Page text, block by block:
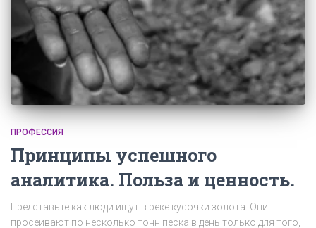
ПРОФЕССИЯ
Принципы успешного
аналитика. Польза и ценность.
Представьте как люди ищут в реке кусочки золота. Они
просеивают по несколько тонн песка в день только для того,